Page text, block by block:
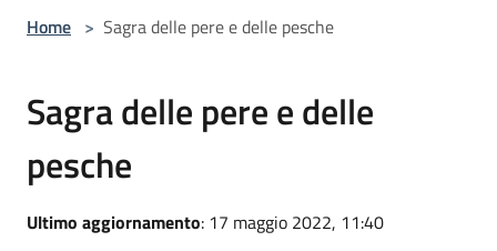
Home > Sagra delle pere e delle pesche
Sagra delle pere e delle
pesche
Ultimo aggiornamento: 17 maggio 2022, 11:40